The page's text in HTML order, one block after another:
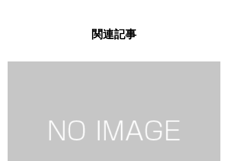
関連記事